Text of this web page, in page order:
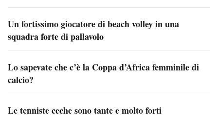
Un fortissimo giocatore di beach volley in una
squadra forte di pallavolo
Lo sapevate che c’è la Coppa d’Africa femminile di
calcio?
Le tenniste ceche sono tante e molto forti